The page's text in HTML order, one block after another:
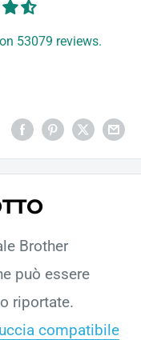
53079 reviews.
Brother
può essere
riportate.
compatibile